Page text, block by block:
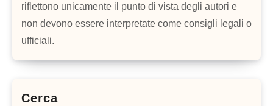
riflettono unicamente il punto di vista degli autori e
non devono essere interpretate come consigli legali o
ufficiali.
Cerca